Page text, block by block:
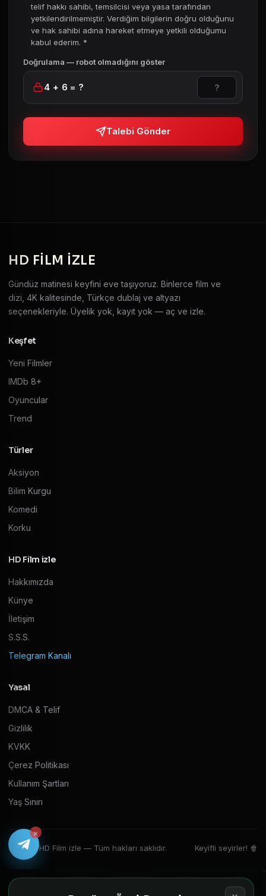
telif hakkı sahibi, temsilcisi veya yasa tarafından
yetkilendirilmemiştir. Verdiğim bilgilerin doğru olduğunu
ve hak sahibi adına hareket etmeye yetkili olduğumu
kabul ederim. *
Doğrulama — robot olmadığını göster
4 + 6 = ?
Talebi Gönder
HD FILM IZLE
Gündüz matinesi keyfini eve taşıyoruz. Binlerce film ve
dizi, 4K kalitesinde, Türkçe dublaj ve altyazı
seçenekleriyle. Üyelik yok, kayıt yok — aç ve izle.
Keşfet
Yeni Filmler
IMDb 8+
Oyuncular
Trend
Türler
Aksiyon
Bilim Kurgu
Komedi
Korku
HD Film izle
Hakkımızda
Künye
İletişim
S.S.S.
Telegram Kanalı
Yasal
DMCA & Telif
Gizlilik
KVKK
Çerez Politikası
Kullanım Şartları
Yaş Sınırı
© 2026 HD Film izle — Tüm hakları saklıdır. Keyifli seyirler! 🍿
×